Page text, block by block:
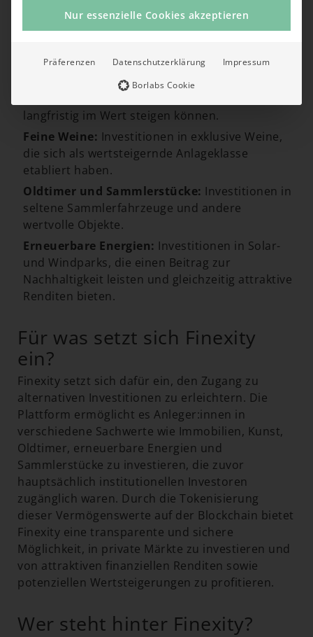
Finexity bietet eine breite Palette an alternativen
Anlagen, darunter:
Immobilien:Investitionen in tokenisierte Wohn-
und Gewerbeimmobilien.
langfristig im Wert steigen können.
Feine Weine: Investitionen in exklusive Weine,
die sich als wertsteigernde Anlageklasse
etabliert haben.
Oldtimer und Sammlerstücke: Investitionen in
seltene Sammlerfahrzeuge und andere
wertvolle Objekte.
Erneuerbare Energien: Investitionen in Solar-
und Windparks, die einen Beitrag zur
Nachhaltigkeit leisten und gleichzeitig attraktive
Renditen bieten​.
Für was setzt sich Finexity
ein?
Finexity setzt sich dafür ein, den Zugang zu
alternativen Investitionen zu erleichtern. Die
Plattform ermöglicht es Anleger:innen in
verschiedene Sachwerte wie Immobilien, Kunst,
Oldtimer, erneuerbare Energien und
Sammlerstücke zu investieren, die zuvor
hauptsächlich institutionellen Investoren
zugänglich waren. Durch die Tokenisierung
dieser Vermögenswerte auf der Blockchain bietet
Finexity eine transparente und sichere
Möglichkeit, in private Märkte zu investieren und
von attraktiven finanziellen Renditen sowie
potenziellen Wertsteigerungen zu profitieren.
Wer steht hinter Finexity?
Nur essenzielle Cookies akzeptieren
Präferenzen Datenschutzerklärung
Impressum
Borlabs Cookie